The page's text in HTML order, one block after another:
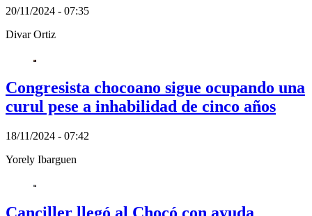
20/11/2024 - 07:35
Divar Ortiz
Congresista chocoano sigue ocupando una
curul pese a inhabilidad de cinco años
18/11/2024 - 07:42
Yorely Ibarguen
Canciller llegó al Chocó con ayuda